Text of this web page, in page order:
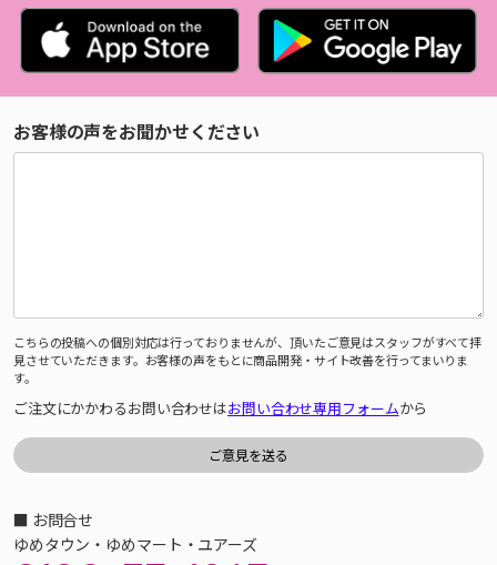
お客様の声をお聞かせください
こちらの投稿への個別対応は行っておりませんが、頂いたご意見はスタッフがすべて拝
見させていただきます。お客様の声をもとに商品開発・サイト改善を行ってまいりま
す。
ご注文にかかわるお問い合わせはお問い合わせ専用フォームから
■ お問合せ
ゆめタウン・ゆめマート・ユアーズ